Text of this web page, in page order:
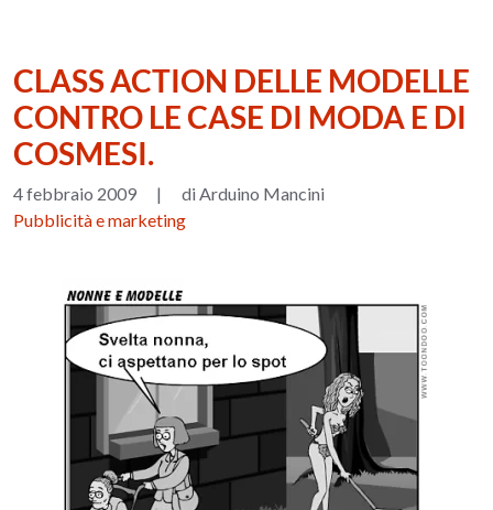
CLASS ACTION DELLE MODELLE
CONTRO LE CASE DI MODA E DI
COSMESI.
4 febbraio 2009 |
di Arduino Mancini
Pubblicità e marketing